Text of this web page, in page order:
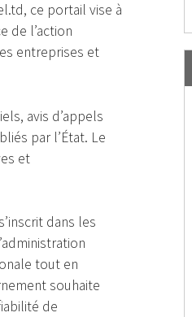
ce portail vise à
de l’action
entreprises et
avis d’appels
par l’État. Le
et
dans les
tout en
souhaite
de